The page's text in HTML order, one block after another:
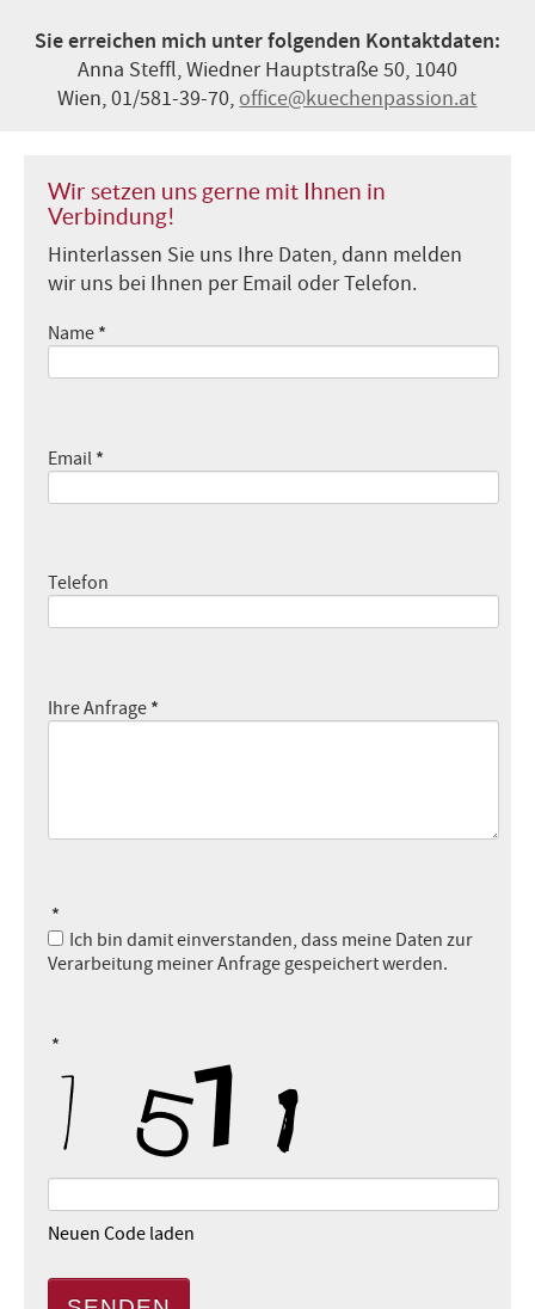
Sie erreichen mich unter folgenden Kontaktdaten:
Anna Steffl, Wiedner Hauptstraße 50, 1040
Wien, 01/581-39-70, office@kuechenpassion.at
Wir setzen uns gerne mit Ihnen in
Verbindung!
Hinterlassen Sie uns Ihre Daten, dann melden
wir uns bei Ihnen per Email oder Telefon.
Name *
Email *
Telefon
Ihre Anfrage *
*
Ich bin damit einverstanden, dass meine Daten zur
Verarbeitung meiner Anfrage gespeichert werden.
*
Neuen Code laden